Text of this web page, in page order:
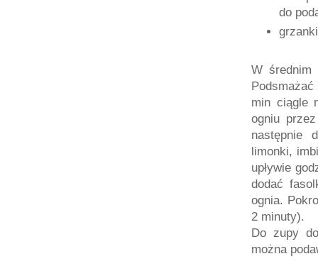
do
W średnim
min ciągle
ogniu
następnie
limonki,
upływie
dodać
ognia.
2 minuty).
Do zupy
można